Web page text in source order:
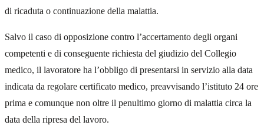
di ricaduta o continuazione della malattia.
Salvo il caso di opposizione contro l’accertamento degli organi
competenti e di conseguente richiesta del giudizio del Collegio
medico, il lavoratore ha l’obbligo di presentarsi in servizio alla data
indicata da regolare certificato medico, preavvisando l’istituto 24 ore
prima e comunque non oltre il penultimo giorno di malattia circa la
data della ripresa del lavoro.